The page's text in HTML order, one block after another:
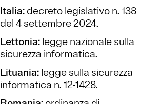
Italia: decreto legislativo n. 138
del 4 settembre 2024.
Lettonia: legge nazionale sulla
sicurezza informatica.
Lituania: legge sulla sicurezza
informatica n. 12-1428.